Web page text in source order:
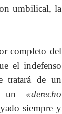
umbilical, la
completo del
el indefenso
tratará de un
un «derecho
siempre y